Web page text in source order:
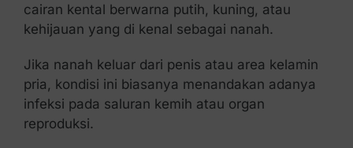
cairan kental berwarna putih, kuning, atau
kehijauan yang di kenal sebagai nanah.
Jika nanah keluar dari penis atau area kelamin
pria, kondisi ini biasanya menandakan adanya
infeksi pada saluran kemih atau organ
reproduksi.